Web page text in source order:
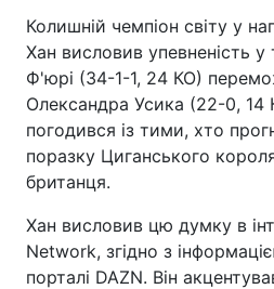
Колишній чемпіон світу у
Хан висловив упевненість
Ф'юрі (34-1-1, 24 КО)
Олександра Усика (22-0, 14
погодився із тими, хто
поразку Циганського
британця.
Хан висловив цю думку в
Network, згідно з
порталі DAZN. Він